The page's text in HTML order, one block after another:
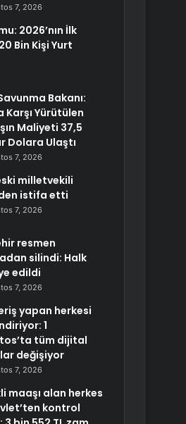
7, 2026
2026’nın İlk
Bin Kişi Yurt
Bakanı:
Karşı Yürütülen
Maliyeti 37,5
Dolara Ulaştı
7, 2026
milletvekili
istifa etti
7, 2026
resmen
silindi: Halk
edildi
7, 2026
yapan herkesi
1
tüm dijital
değişiyor
7, 2026
maaşı alan herkes
kontrol